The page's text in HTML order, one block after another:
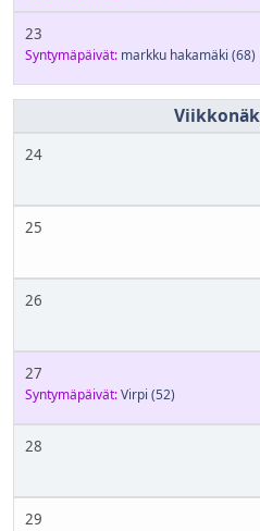
23
Syntymäpäivät: markku hakamäki (68)
24
25
26
27
Syntymäpäivät:Virpi (52)
28
29